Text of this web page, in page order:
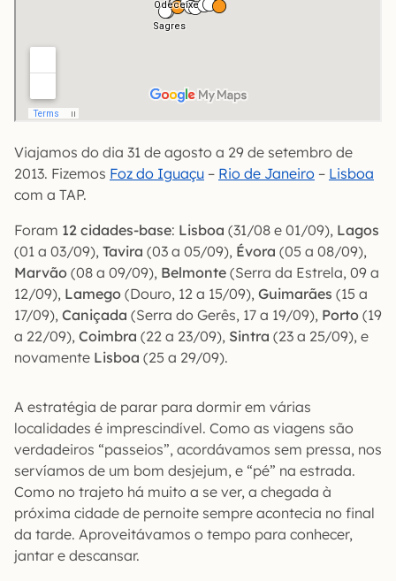
Viajamos do dia 31 de agosto a 29 de setembro de
2013. Fizemos Foz do Iguaçu – Rio de Janeiro – Lisboa
com a TAP.
Foram 12 cidades-base: Lisboa (31/08 e 01/09), Lagos
(01 a 03/09), Tavira (03 a 05/09), Évora (05 a 08/09),
Marvão (08 a 09/09), Belmonte (Serra da Estrela, 09 a
12/09), Lamego (Douro, 12 a 15/09), Guimarães (15 a
17/09), Caniçada (Serra do Gerês, 17 a 19/09), Porto (19
a 22/09), Coimbra (22 a 23/09), Sintra (23 a 25/09), e
novamente Lisboa (25 a 29/09).
A estratégia de parar para dormir em várias
localidades é imprescindível. Como as viagens são
verdadeiros “passeios”, acordávamos sem pressa, nos
servíamos de um bom desjejum, e “pé” na estrada.
Como no trajeto há muito a se ver, a chegada à
próxima cidade de pernoite sempre acontecia no final
da tarde. Aproveitávamos o tempo para conhecer,
jantar e descansar.